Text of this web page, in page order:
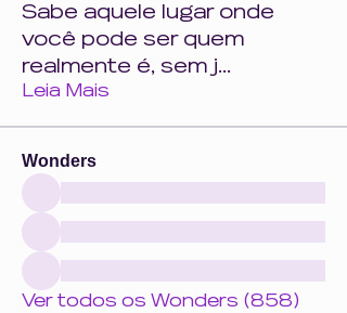
Sabe aquele lugar onde
você pode ser quem
realmente é, sem j...
Leia Mais
Wonders
Ver todos os Wonders (858)